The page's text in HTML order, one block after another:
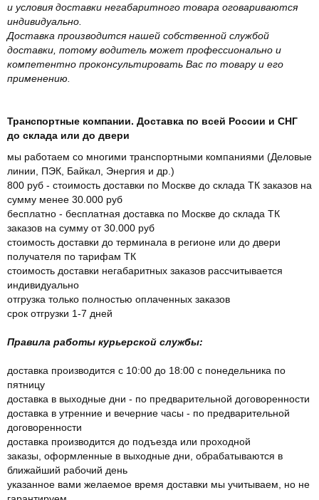
и условия доставки негабаритного товара оговариваются
индивидуально.
Доставка производится нашей собственной службой
доставки, потому водитель может профессионально и
компетентно проконсультировать Вас по товару и его
применению.
Транспортные компании. Доставка по всей России и СНГ
до склада или до двери
мы работаем со многими транспортными компаниями (Деловые
линии, ПЭК, Байкал, Энергия и др.)
800 руб - стоимость доставки по Москве до склада ТК заказов на
сумму менее 30.000 руб
бесплатно - бесплатная доставка по Москве до склада ТК
заказов на сумму от 30.000 руб
стоимость доставки до терминала в регионе или до двери
получателя по тарифам ТК
стоимость доставки негабаритных заказов рассчитывается
индивидуально
отгрузка только полностью оплаченных заказов
срок отгрузки 1-7 дней
Правила работы курьерской службы:
доставка производится с 10:00 до 18:00 с понедельника по
пятницу
доставка в выходные дни - по предварительной договоренности
доставка в утренние и вечерние часы - по предварительной
договоренности
доставка производится до подъезда или проходной
заказы, оформленные в выходные дни, обрабатываются в
ближайший рабочий день
указанное вами желаемое время доставки мы учитываем, но не